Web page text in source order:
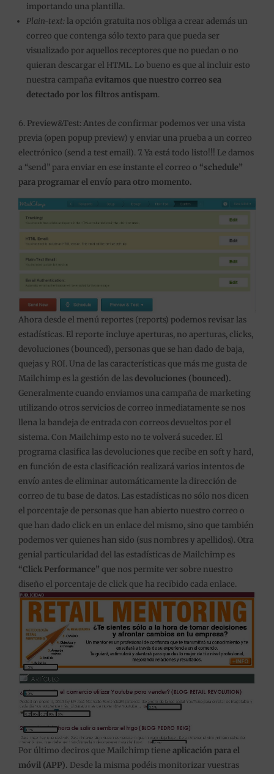
importando una plantilla.
Plain-text: la opción gratuita nos obliga a crear además un
correo que contenga sólo texto para que pueda ser
visualizado por aquellos receptores que no puedan o no
quieran descargar el HTML. Lo bueno es que al incluir esto
nuestra campaña evitamos que nuestro correo sea
detectado por los filtros antispam.
6. Preview&Test: Antes de confirmar podemos ver una vista
previa (open popup preview) y enviar una prueba a un correo
electrónico (send a test email). 7. Ya está todo listo!!! Le damos
a “send” para enviar en ese instante el correo o “schedule”
para programar el envío para otro momento.
Ahora desde el menú reportes (reports) podemos revisar las
estadísticas. El reporte incluye aperturas, no aperturas, clicks,
devoluciones (bounced), personas que se han dado de baja,
quejas y ROI. Una de las características que más me gusta de
Mailchimp es la gestión de lasdevoluciones (bounced).
Generalmente cuando enviamos una campaña de marketing
utilizando otros servicios de correo inmediatamente se nos
llena la bandeja de entrada con correos devueltos por el
sistema. Con Mailchimp esto no te volverá suceder. El
programa clasifica las devoluciones que recibe en soft y hard,
en función de esta clasificación realizará varios intentos de
envío antes de eliminar automáticamente la dirección de
correo de tu base de datos. Las estadísticas no sólo nos dicen
el porcentaje de personas que han abierto nuestro correo o
que han dado click en un enlace del mismo, sino que también
podemos ver quienes han sido (sus nombres y apellidos). Otra
genial particularidad del las estadísticas de Mailchimp es
“Click Performance” que nos permite ver sobre nuestro
diseño el porcentaje de click que ha recibido cada enlace.
Por último deciros que Mailchimp tiene aplicación para el
móvil (APP). Desde la misma podéis monitorizar vuestras